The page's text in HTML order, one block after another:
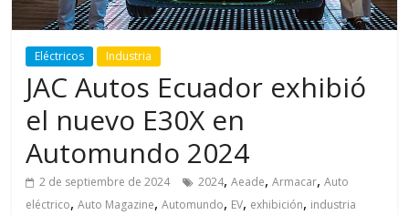
Eléctricos Industria
JAC Autos Ecuador exhibió
el nuevo E30X en
Automundo 2024
2 de septiembre de 2024 2024,Aeade,Armacar,Auto
eléctrico,Auto Magazine,Automundo, EV, exhibición, industria